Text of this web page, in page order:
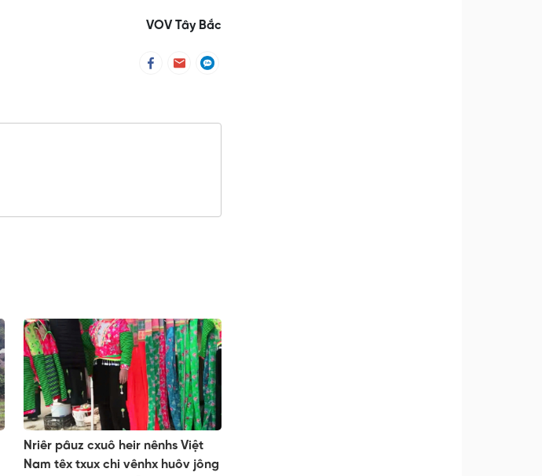
VOV Tây Bắc
Nriêr pâuz cxuô heir nênhs Việt
Nam têx txux chi vênhx huôv jông